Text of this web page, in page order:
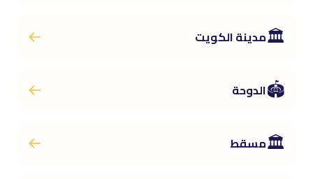
🏛️مدينة الكويت
🏟️الدوحة
🏛️مسقط